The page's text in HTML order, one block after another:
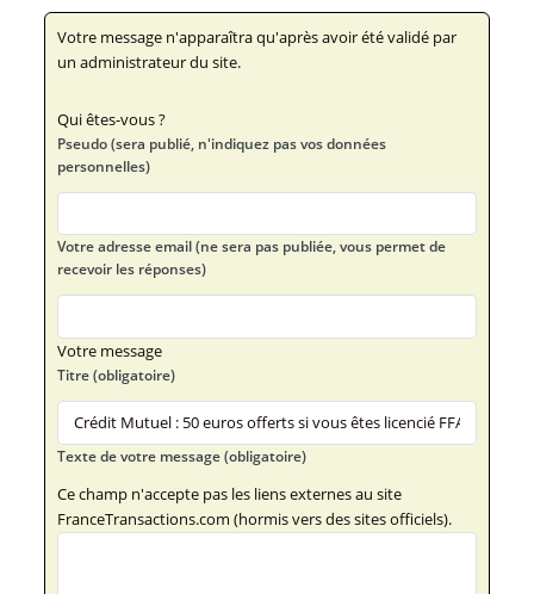
Votre message n'apparaîtra qu'après avoir été validé par
un administrateur du site.
Qui êtes-vous ?
Pseudo (sera publié, n'indiquez pas vos données
personnelles)
Votre adresse email (ne sera pas publiée, vous permet de
recevoir les réponses)
Votre message
Titre (obligatoire)
Texte de votre message (obligatoire)
Ce champ n'accepte pas les liens externes au site
FranceTransactions.com (hormis vers des sites officiels).